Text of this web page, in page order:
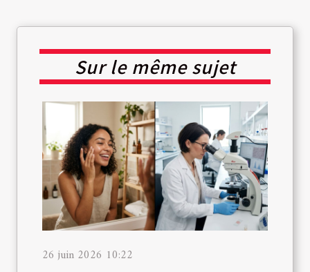
Sur le même sujet
26 juin 2026 10:22